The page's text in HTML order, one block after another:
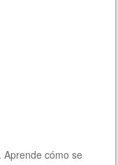
Aprende cómo se